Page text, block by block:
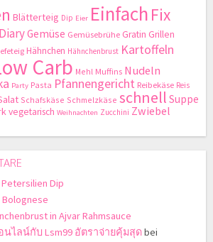
Blätterteig Dip Eier Einfach Fix
Gemüse Gemüsebrühe Gratin Grillen
Hähnchen Hähnchenbrust Kartoffeln
Carb Mehl Muffins Nudeln
Party Pasta Pfannengericht Reibekäse Reis
Schafskäse Schmelzkäse schnell Suppe
vegetarisch Weihnachten Zucchini Zwiebel
Dip
in Ajvar Rahmsauce
ไลน์กับ Lsm99 อัตราจ่ายคุ้มสุดbei